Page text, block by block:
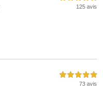
125 avis
5,0 étoiles sur 5
73 avis